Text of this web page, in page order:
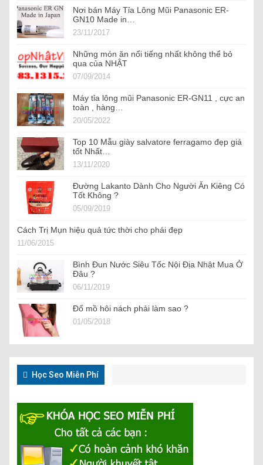
Nơi bán Máy Tỉa Lông Mũi Panasonic ER-
GN10 Made in…
23/11/2017
Những món ăn nổi tiếng nhất không thể bỏ
qua của NHẬT
07/09/2014
Máy tỉa lông mũi Panasonic ER-GN11 , cực an
toàn , hàng…
20/05/2022
Top 10 Mẫu giày salvatore ferragamo đẹp giá
tốt Nhất…
13/11/2020
Đường Lakanto Dành Cho Người Ăn Kiêng Có
Tốt Không ?
05/09/2019
Cách Trị Mụn hiệu quả tức thời cho phái đẹp
11/06/2015
Bình Đun Nước Siêu Tốc Nội Địa Nhật Mua Ở
Đâu ?
06/11/2019
Đổ mồ hôi nách phải làm sao ?
01/05/2018
Học Seo Miễn Phí